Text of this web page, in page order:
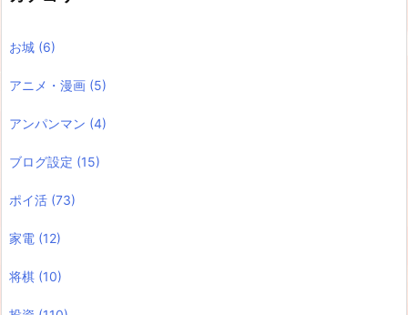
お城 (6)
アニメ・漫画 (5)
アンパンマン (4)
ブログ設定 (15)
ポイ活 (73)
家電 (12)
将棋 (10)